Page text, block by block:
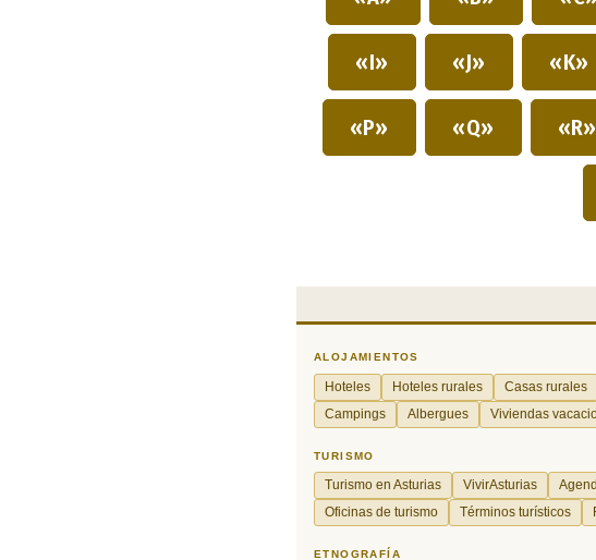
«I» «J» «K»
«P» «Q» «R»